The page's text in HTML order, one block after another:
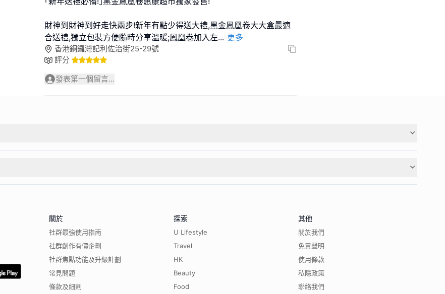
財神到財神到好走快兩步!新年有點少得送大禮,黑金鳳凰卷大大盒最適
合送禮,獨立包裝方便隨時分享溫暖;鳳凰卷加入左... 更多
香港銅鑼灣記利佐治街25-29號
評分
發表第一個留言...
關於
社群最強使用指南
社群創作有價企劃
社群焦點功能及升級計劃
常見問題
條款及細則
探索
U Lifestyle
Travel
HK
Beauty
Food
其他
關於我們
免責聲明
使用條款
私隱政策
聯絡我們